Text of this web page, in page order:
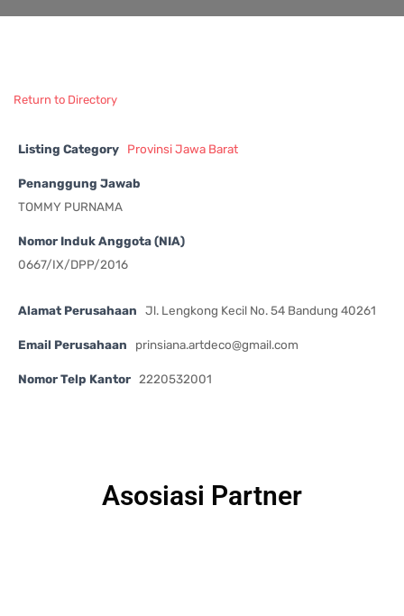
Return to Directory
Listing Category Provinsi Jawa Barat
Penanggung Jawab
TOMMY PURNAMA
Nomor Induk Anggota (NIA)
0667/IX/DPP/2016
Alamat Perusahaan Jl. Lengkong Kecil No. 54 Bandung 40261
Email Perusahaan prinsiana.artdeco@gmail.com
Nomor Telp Kantor 2220532001
Asosiasi Partner